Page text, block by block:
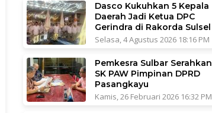
Dasco Kukuhkan 5 Kepala
Daerah Jadi Ketua DPC
Gerindra di Rakorda Sulsel
Selasa, 4 Agustus 2026 18:16 PM
Pemkesra Sulbar Serahkan
SK PAW Pimpinan DPRD
Pasangkayu
Kamis, 26 Februari 2026 16:32 PM